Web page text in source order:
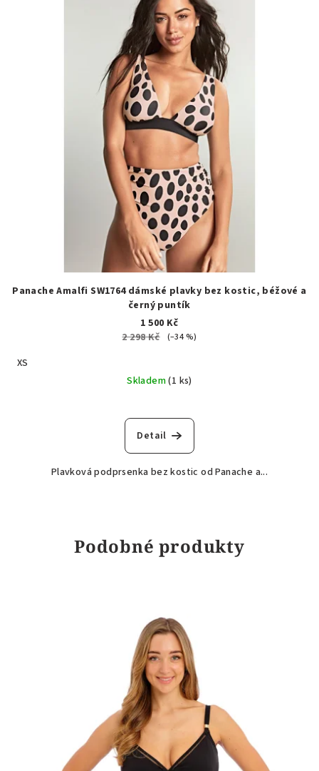
Panache Amalfi SW1764 dámské plavky bez kostic, béžové a
černý puntík
1 500 Kč
2 298 Kč
(–34 %)
XS
Skladem(1 ks)
Detail
Plavková podprsenka bez kostic od Panache a...
Podobné produkty